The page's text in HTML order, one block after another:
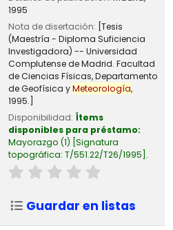
1995
Nota de disertación: [Tesis
(Maestría - Diploma Suficiencia
Investigadora) -- Universidad
Complutense de Madrid. Facultad
de Ciencias Físicas, Departamento
de Geofísica yMeteorología,
1995.]
Disponibilidad: Ítems
disponibles para préstamo:
Mayorazgo (1) Signatura
topográfica: T/551.22/T26/1995 .
Guardar en listas